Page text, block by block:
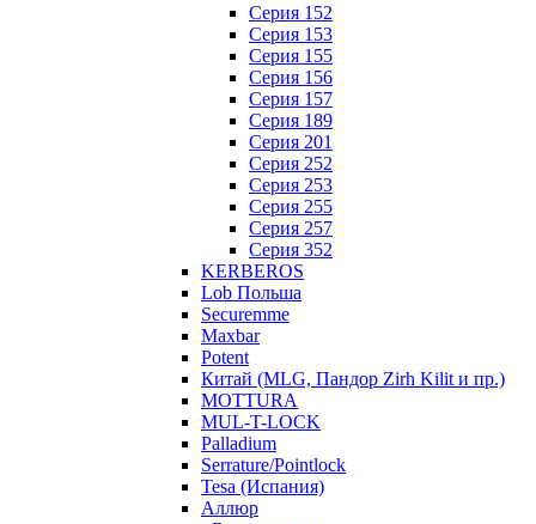
Серия 152
Серия 153
Серия 155
Серия 156
Серия 157
Серия 189
Серия 201
Серия 252
Серия 253
Серия 255
Серия 257
Серия 352
KERBEROS
Lob Польша
Securemme
Maxbar
Potent
Китай (MLG, Пандор Zirh Kilit и пр.)
MOTTURA
MUL-T-LOCK
Palladium
Serrature/Pointlock
Tesa (Испания)
Аллюр